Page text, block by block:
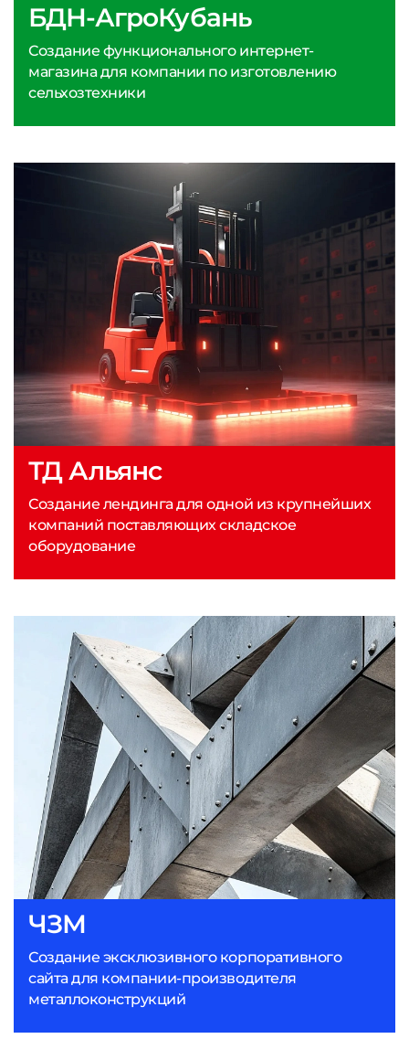
БДН-АгроКубань
Создание функционального интернет-
магазина для компании по изготовлению
сельхозтехники
ЧЗМ
Создание эксклюзивного корпоративного
сайта для компании-производителя
металлоконструкций
ТД Альянс
Создание лендинга для одной из крупнейших
компаний поставляющих складское
оборудование